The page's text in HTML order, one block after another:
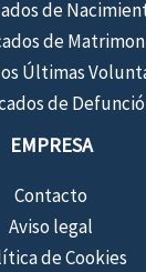
de
de
Últimas
de
EMPRESA
Contacto
Aviso legal
de Cookies